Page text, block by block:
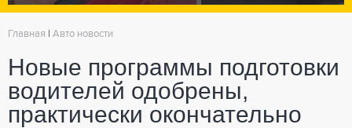
Главная Авто новости
Новые программы подготовки
водителей одобрены,
практически окончательно